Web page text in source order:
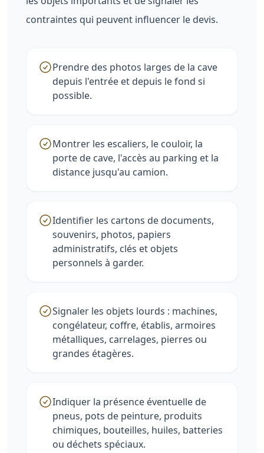
contraintes qui peuvent influencer le devis.
Prendre des photos larges de la cave
depuis l'entrée et depuis le fond si
possible.
Montrer les escaliers, le couloir, la
porte de cave, l'accès au parking et la
distance jusqu'au camion.
Identifier les cartons de documents,
souvenirs, photos, papiers
administratifs, clés et objets
personnels à garder.
Signaler les objets lourds : machines,
congélateur, coffre, établis, armoires
métalliques, carrelages, pierres ou
grandes étagères.
Indiquer la présence éventuelle de
pneus, pots de peinture, produits
chimiques, bouteilles, huiles, batteries
ou déchets spéciaux.